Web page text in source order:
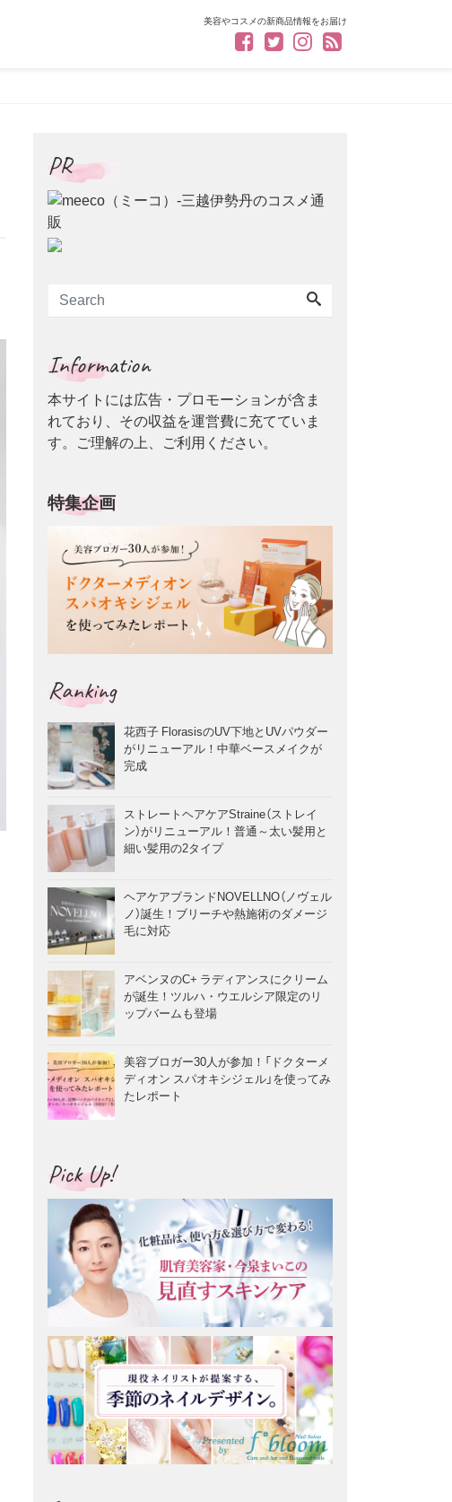
美容やコスメの新商品情報をお届け
PR
Information
本サイトには広告・プロモーションが含ま
れており、その収益を運営費に充てていま
す。ご理解の上、ご利用ください。
特集企画
Ranking
花西子 FlorasisのUV下地とUVパウダー
がリニューアル！中華ベースメイクが
完成
ストレートヘアケアStraine（ストレイ
ン）がリニューアル！普通～太い髪用と
細い髪用の2タイプ
ヘアケアブランドNOVELLNO（ノヴェル
ノ）誕生！ブリーチや熱施術のダメージ
毛に対応
アベンヌのC+ ラディアンスにクリーム
が誕生！ツルハ・ウエルシア限定のリ
ップバームも登場
美容ブロガー30人が参加！「ドクターメ
ディオン スパオキシジェル」を使ってみ
たレポート
Pick Up!